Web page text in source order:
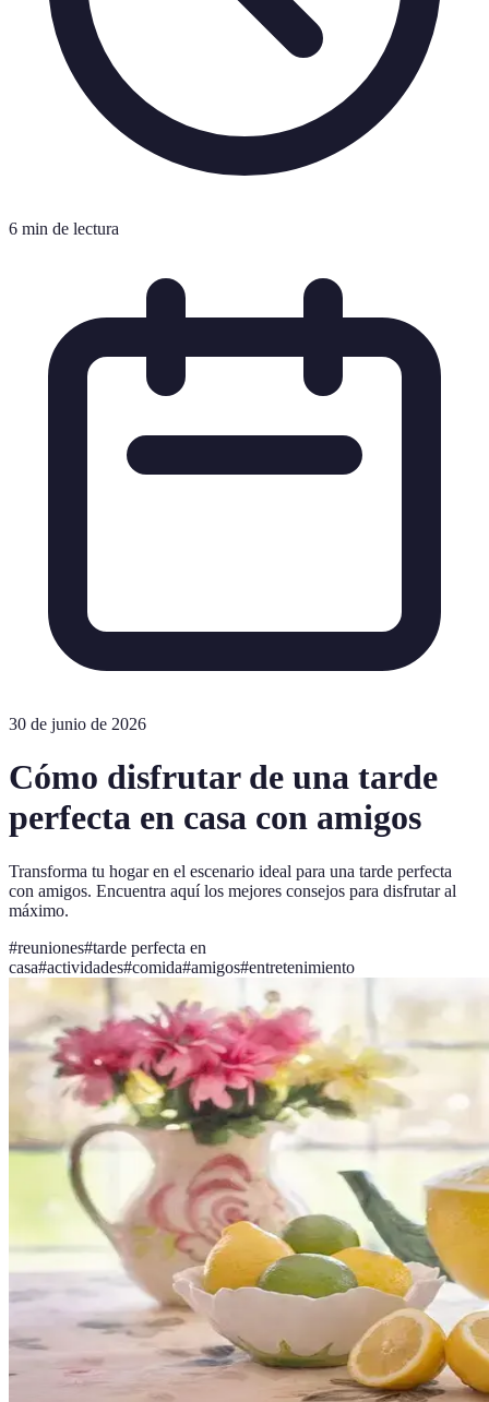
6 min de lectura
30 de junio de 2026
Cómo disfrutar de una tarde
perfecta en casa con amigos
Transforma tu hogar en el escenario ideal para una tarde perfecta
con amigos. Encuentra aquí los mejores consejos para disfrutar al
máximo.
#reuniones#tarde perfecta en
casa#actividades#comida#amigos#entretenimiento